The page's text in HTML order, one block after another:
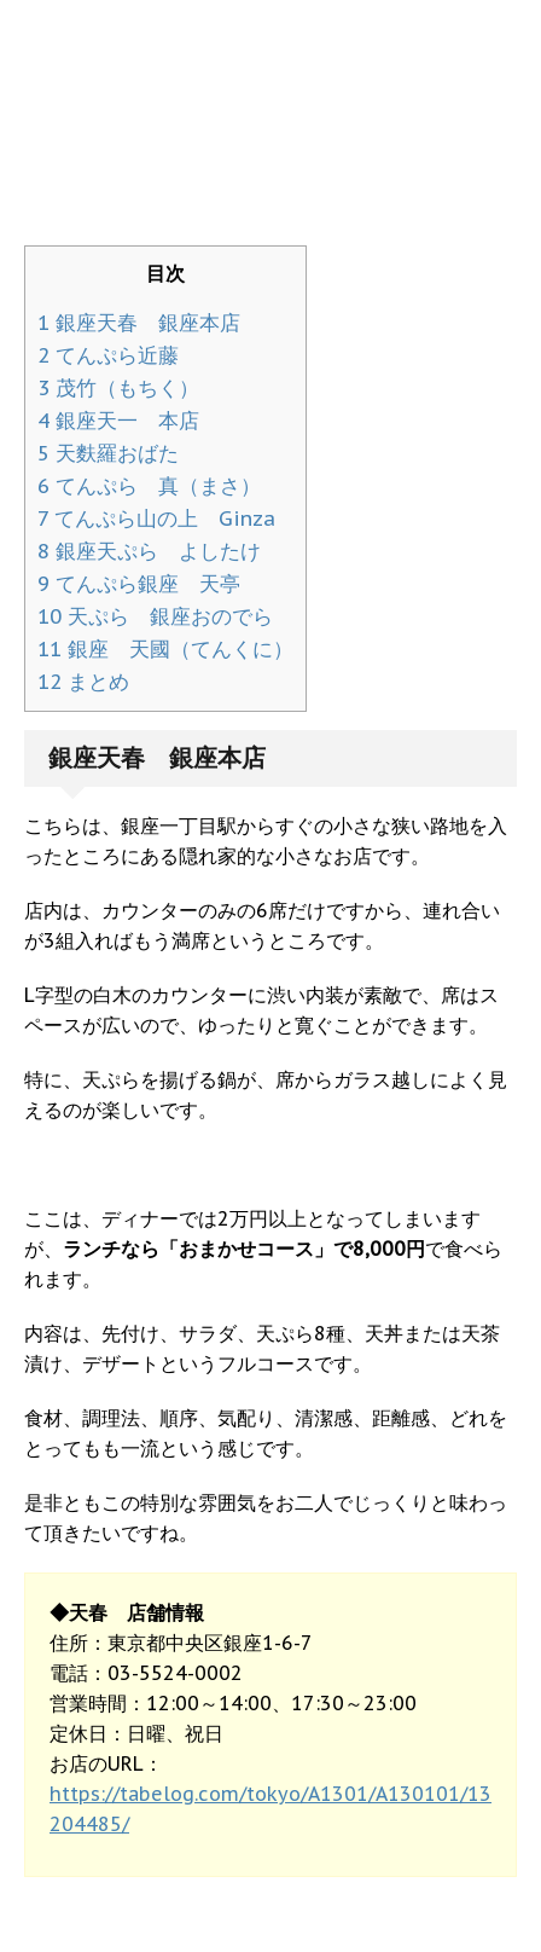
目次
1 銀座天春 銀座本店
2 てんぷら近藤
3 茂竹（もちく）
4 銀座天一 本店
5 天麩羅おばた
6 てんぷら 真（まさ）
7 てんぷら山の上 Ginza
8 銀座天ぷら よしたけ
9 てんぷら銀座 天亭
10 天ぷら 銀座おのでら
11 銀座 天國（てんくに）
12 まとめ
銀座天春 銀座本店
こちらは、銀座一丁目駅からすぐの小さな狭い路地を入
ったところにある隠れ家的な小さなお店です。
店内は、カウンターのみの6席だけですから、連れ合い
が3組入ればもう満席というところです。
L字型の白木のカウンターに渋い内装が素敵で、席はス
ペースが広いので、ゆったりと寛ぐことができます。
特に、天ぷらを揚げる鍋が、席からガラス越しによく見
えるのが楽しいです。
ここは、ディナーでは2万円以上となってしまいます
が、 ランチなら「おまかせコース」で8,000円で食べら
れます。
内容は、先付け、サラダ、天ぷら8種、天丼または天茶
漬け、デザートというフルコースです。
食材、調理法、順序、気配り、清潔感、距離感、どれを
とってもも一流という感じです。
是非ともこの特別な雰囲気をお二人でじっくりと味わっ
て頂きたいですね。
◆天春 店舗情報
住所：東京都中央区銀座1-6-7
電話：03-5524-0002
営業時間：12:00～14:00、17:30～23:00
定休日：日曜、祝日
お店のURL：
https://tabelog.com/tokyo/A1301/A130101/13
204485/